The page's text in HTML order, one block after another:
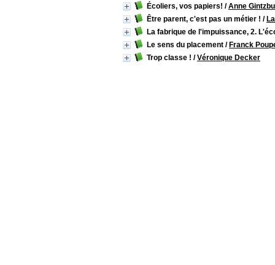
Écoliers, vos papiers! /Anne
Être parent, c'est pas un métier ! /
La fabrique de l'impuissance, 2.
Le sens du placement / Franck
Trop classe ! /Véronique Decker